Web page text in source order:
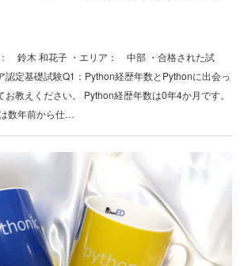
鈴木 和花子 ・エリア： 中部 ・合格された試
認定基礎試験Q1：Python経歴年数とPythonに出会っ
教えください。 Python経歴年数は0年4か月です。
数年前から仕…